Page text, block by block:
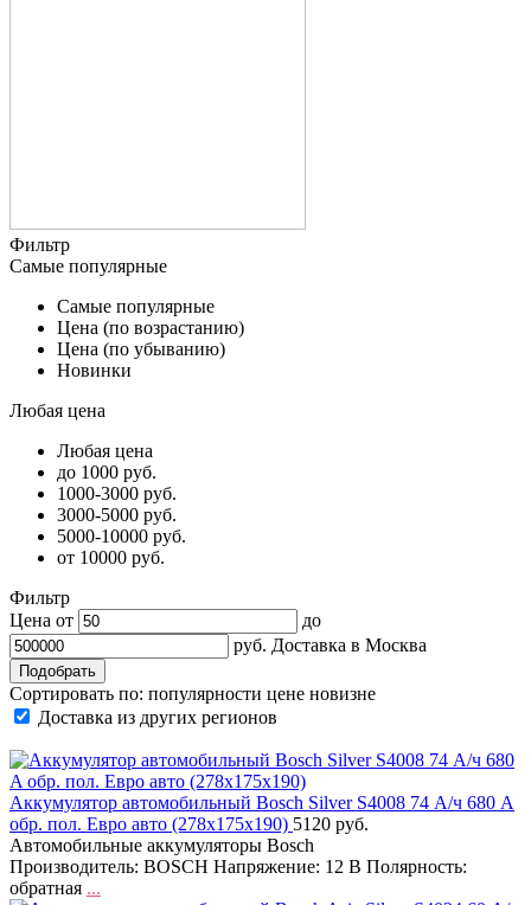
Фильтр
Самые популярные
Самые популярные
Цена (по возрастанию)
Цена (по убыванию)
Новинки
Любая цена
Любая цена
до 1000 руб.
1000-3000 руб.
3000-5000 руб.
5000-10000 руб.
от 10000 руб.
Фильтр
Цена от
до
руб. Доставка в Москва
Сортировать по: популярности цене новизне
Доставка из других регионов
Аккумулятор автомобильный Bosch Silver S4008 74 А/ч 680 A
обр. пол. Евро авто (278x175x190) 5120 руб.
Автомобильные аккумуляторы Bosch
Производитель: BOSCH Напряжение: 12 В Полярность:
обратная ...